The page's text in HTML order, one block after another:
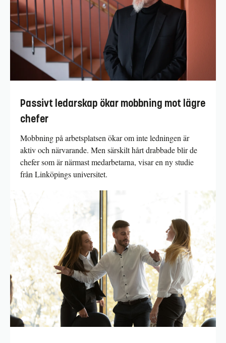
Passivt ledarskap ökar mobbning mot lägre
chefer
Mobbning på arbetsplatsen ökar om inte ledningen är
aktiv och närvarande. Men särskilt hårt drabbade blir de
chefer som är närmast medarbetarna, visar en ny studie
från Linköpings universitet.